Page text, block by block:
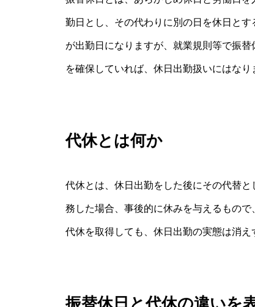
勤日とし、その代わりに別の日を休日と
が出勤日になりますが、就業規則等で振
を確保していれば、休日出勤扱いにはな
代休とは何か
代休とは、休日出勤をした後にその代替
務した場合、事後的に休みを与えるもの
代休を取得しても、休日出勤の実態は消え
振替休日と代休の違いを